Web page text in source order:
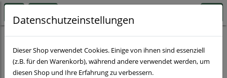
Schlauchbefestigung
Datenschutzeinstellungen
Dieser Shop verwendet Cookies. Einige von ihnen sind essenziell
(z.B. für den Warenkorb), während andere verwendet werden, um
diesen Shop und Ihre Erfahrung zu verbessern.